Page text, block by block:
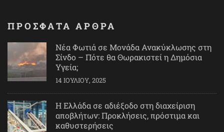
ΠΡΟΣΦΑΤΑ ΑΡΘΡΑ
Νέα Φωτιά σε Μονάδα Ανακύκλωσης στη
Σίνδο – Πότε θα Θωρακιστεί η Δημόσια
Υγεία;
14 ΙΟΥΛΊΟΥ, 2025
Η Ελλάδα σε αδιέξοδο στη διαχείριση
αποβλήτων: Προκλήσεις, πρόστιμα και
καθυστερήσεις